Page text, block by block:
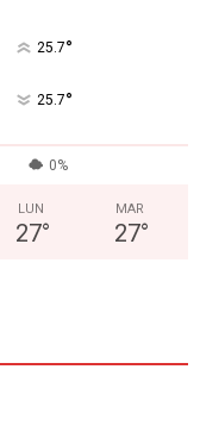
25.7°
25.7°
0%
LUN
27°
MAR
27°